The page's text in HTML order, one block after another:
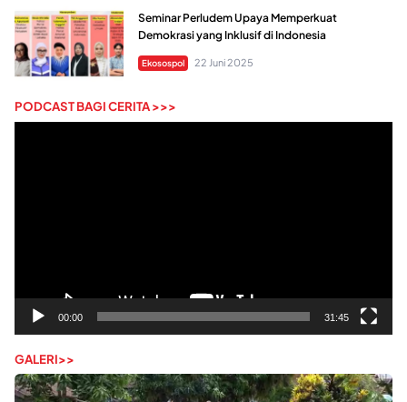
Seminar Perludem Upaya Memperkuat
Demokrasi yang Inklusif di Indonesia
Ekosospol 22 Juni 2025
PODCAST BAGI CERITA >>>
00:00 31:45
GALERI>>